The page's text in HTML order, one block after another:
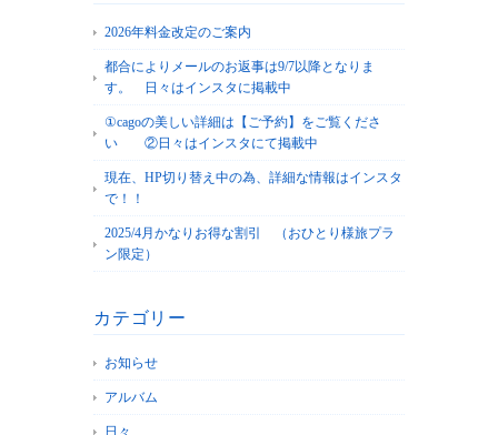
2026年料金改定のご案内
都合によりメールのお返事は9/7以降となりま
す。 日々はインスタに掲載中
①cagoの美しい詳細は【ご予約】をご覧くださ
い ②日々はインスタにて掲載中
現在、HP切り替え中の為、詳細な情報はインスタ
で！！
2025/4月かなりお得な割引 （おひとり様旅プラ
ン限定）
カテゴリー
お知らせ
アルバム
日々